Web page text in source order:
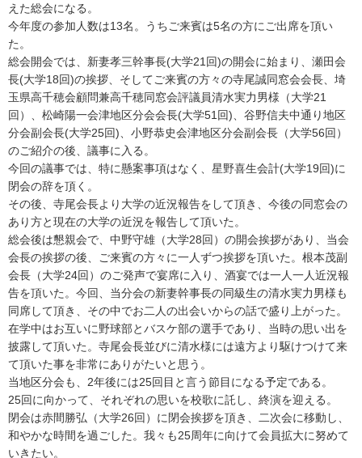
えた総会になる。
今年度の参加人数は13名。うちご来賓は5名の方にご出席を頂い
た。
総会開会では、新妻孝三幹事長(大学21回)の開会に始まり、瀬田会
長(大学18回)の挨拶、そしてご来賓の方々の寺尾誠同窓会会長、埼
玉県高千穂会顧問兼高千穂同窓会評議員清水実力男様（大学21
回）、松崎陽一会津地区分会会長(大学51回)、谷野信夫中通り地区
分会副会長(大学25回)、小野恭史会津地区分会副会長（大学56回）
のご紹介の後、議事に入る。
今回の議事では、特に懸案事項はなく、星野喜生会計(大学19回)に
閉会の辞を頂く。
その後、寺尾会長より大学の近況報告をして頂き、今後の同窓会の
あり方と現在の大学の近況を報告して頂いた。
総会後は懇親会で、中野守雄（大学28回）の開会挨拶があり、当会
会長の挨拶の後、ご来賓の方々に一人ずつ挨拶を頂いた。根本茂副
会長（大学24回）のご発声で宴席に入り、酒宴では一人一人近況報
告を頂いた。今回、当分会の新妻幹事長の同級生の清水実力男様も
同席して頂き、その中でお二人の出会いからの話で盛り上がった。
在学中はお互いに野球部とバスケ部の選手であり、当時の思い出を
披露して頂いた。寺尾会長並びに清水様には遠方より駆けつけて来
て頂いた事を非常にありがたいと思う。
当地区分会も、2年後には25回目と言う節目になる予定である。
25回に向かって、それぞれの思いを校歌に託し、終演を迎える。
閉会は赤間勝弘（大学26回）に閉会挨拶を頂き、二次会に移動し、
和やかな時間を過ごした。我々も25周年に向けて会員拡大に努めて
いきたい。